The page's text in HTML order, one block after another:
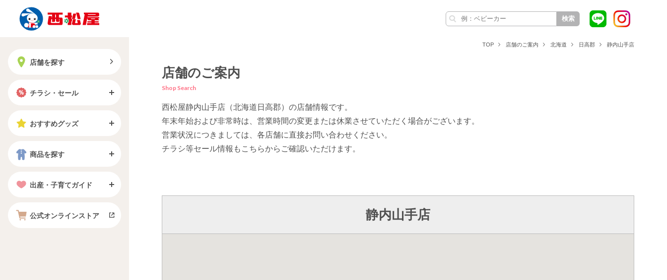
検索
店舗を探す
チラシ・セール
おすすめグッズ
商品を探す
出産・子育てガイド
公式オンラインストア
TOP 店舗のご案内 北海道 日高郡 静内山手店
店舗のご案内
Shop Search
西松屋静内山手店（北海道日高郡）の店舗情報です。
年末年始および非常時は、営業時間の変更または休業させていただく場合がございます。
営業状況につきましては、各店舗に直接お問い合わせください。
チラシ等セール情報もこちらからご確認いただけます。
静内山手店